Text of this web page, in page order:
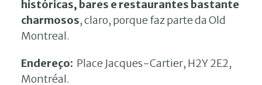
históricas, bares e restaurantes bastante
charmosos, claro, porque faz parte da Old
Montreal.
Endereço: Place Jacques-Cartier, H2Y 2E2,
Montréal.